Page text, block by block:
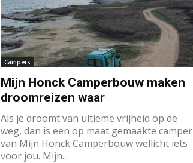
Campers
Mijn Honck Camperbouw maken
droomreizen waar
Als je droomt van ultieme vrijheid op de
weg, dan is een op maat gemaakte camper
van Mijn Honck Camperbouw wellicht iets
voor jou. Mijn...